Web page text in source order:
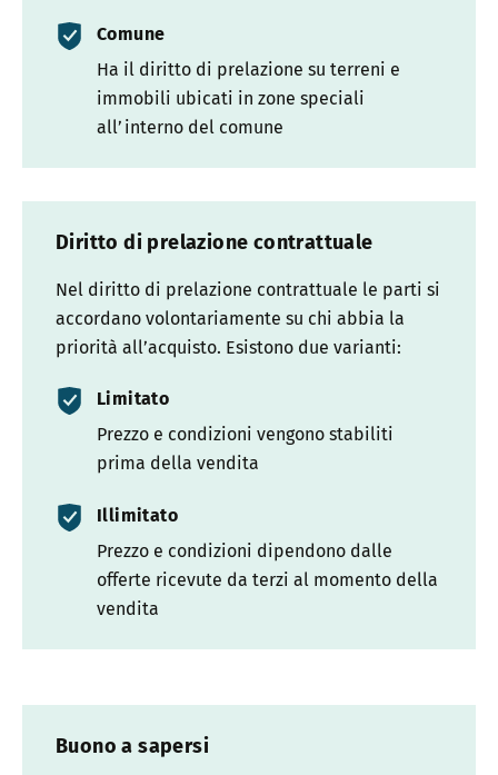
Comune
Ha il diritto di prelazione su terreni e
immobili ubicati in zone speciali
all’interno del comune
Diritto di prelazione contrattuale
Nel diritto di prelazione contrattuale le parti si
accordano volontariamente su chi abbia la
priorità all’acquisto. Esistono due varianti:
Limitato
Prezzo e condizioni vengono stabiliti
prima della vendita
Illimitato
Prezzo e condizioni dipendono dalle
offerte ricevute da terzi al momento della
vendita
Buono a sapersi